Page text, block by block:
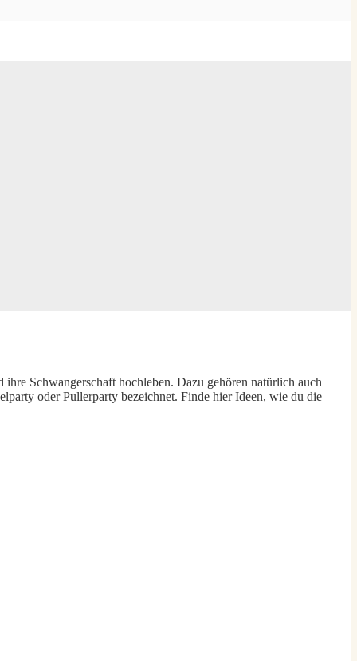
Schwangerschaft hochleben. Dazu gehören natürlich auch
oder Pullerparty bezeichnet. Finde hier Ideen, wie du die